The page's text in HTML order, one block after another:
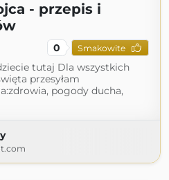
- przepis i
0 Smakowite
tutaj Dla wszystkich
przesyłam
pogody ducha,